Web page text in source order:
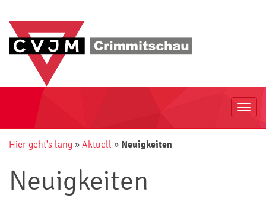
Hier geht's lang » Aktuell » Neuigkeiten
Neuigkeiten